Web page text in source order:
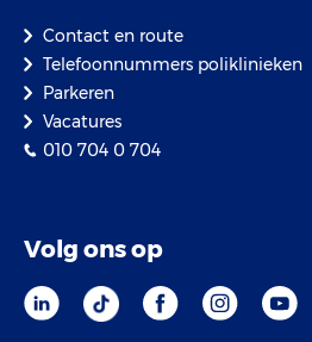
Contact en route
Telefoonnummers poliklinieken
Parkeren
Vacatures
010 704 0 704
Volg ons op